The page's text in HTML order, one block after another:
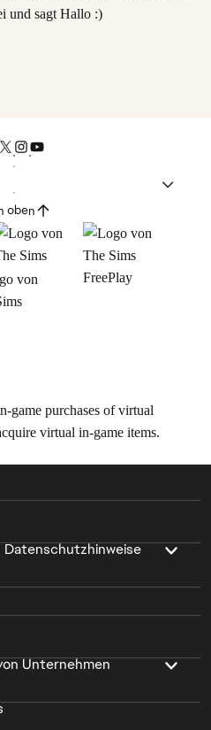
und sagt Hallo :)
oben
game purchases of virtual
virtual in-game items.
Datenschutzhinweise
Unternehmen